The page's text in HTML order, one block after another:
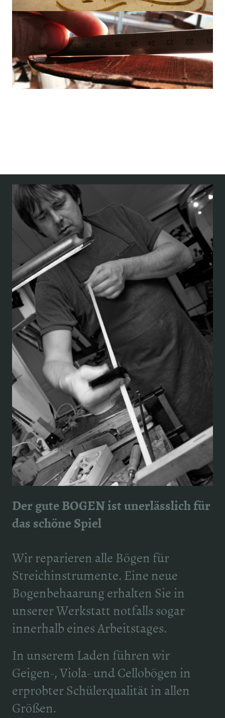
Der gute BOGEN ist unerlässlich für
das schöne Spiel
Wir reparieren alle Bögen für
Streichinstrumente. Eine neue
Bogenbehaarung erhalten Sie in
unserer Werkstatt notfalls sogar
innerhalb eines Arbeitstages.
In unserem Laden führen wir
Geigen-, Viola- und Cellobögen in
erprobter Schülerqualität in allen
Größen.